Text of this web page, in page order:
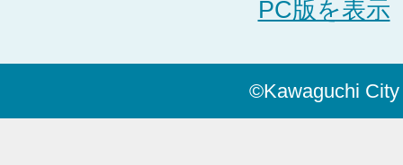
PC版を表示
©Kawaguchi City